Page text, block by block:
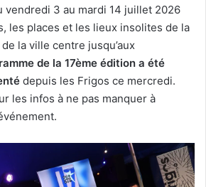
vendredi 3 au mardi 14 juillet 2026
les places et les lieux insolites de la
de la ville centre jusqu’aux
de la 17ème édition a été
depuis les Frigos ce mercredi.
les infos à ne pas manquer à